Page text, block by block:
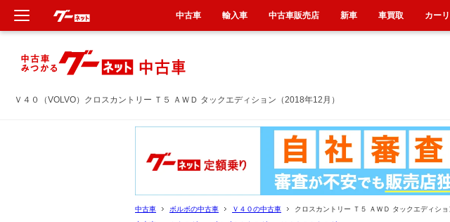
Ｖ４０（VOLVO）クロスカントリー Ｔ５ ＡＷＤ タックエディション（2018年12月）
中古車 ボルボの中古車 Ｖ４０の中古車
クロスカントリー Ｔ５ ＡＷＤ タックエディシ
中古車 輸入車 中古車販売店 新車 車買取 カー
新車
中古車